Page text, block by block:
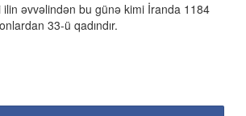
əvvəlindən bu günə kimi İranda 1184
33-ü qadındır.